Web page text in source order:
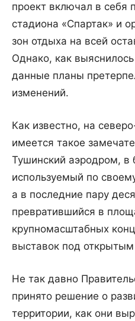
проект включал в себя
стадиона «Спартак» и
зон отдыха на всей
Однако, как
данные планы
изменений.
Как известно, на
имеется такое
Тушинский аэродром, в
используемый по
а в последние пару
превратившийся в
крупномасштабных
выставок под
Не так давно
принято решение о
территории, как они